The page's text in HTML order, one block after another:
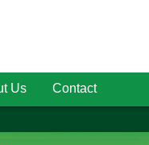
Us Contact